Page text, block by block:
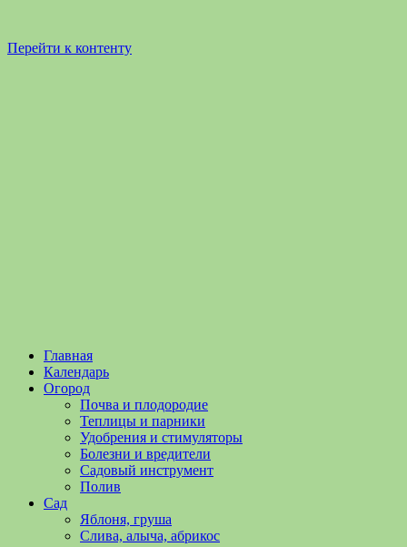
Перейти к контенту
Садоводство
Огородничество
Садоводство
огородничество
полезные
уходу
овощами,
Главная
Календарь
Огород
Почва и плодородие
Теплицы и парники
Удобрения и стимуляторы
Болезни и вредители
Садовый инструмент
Полив
Сад
Яблоня, груша
Слива, алыча, абрикос